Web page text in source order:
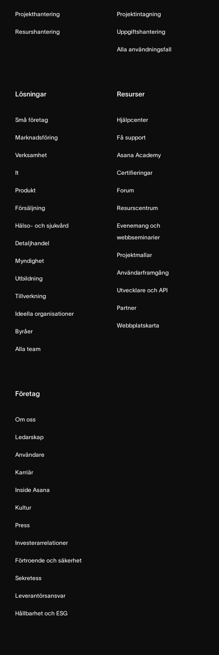
Projekthantering
Resurshantering
Projektintagning
Uppgiftshantering
Alla användningsfall
Lösningar
Små företag
Marknadsföring
Verksamhet
It
Produkt
Försäljning
Hälso- och sjukvård
Detaljhandel
Myndighet
Utbildning
Tillverkning
Ideella organisationer
Byråer
Alla team
Resurser
Hjälpcenter
Få support
Asana Academy
Certifieringar
Forum
Resurscentrum
Evenemang och
webbseminarier
Projektmallar
Användarframgång
Utvecklare och API
Partner
Webbplatskarta
Företag
Om oss
Ledarskap
Användare
Karriär
Inside Asana
Kultur
Press
Investerarrelationer
Förtroende och säkerhet
Sekretess
Leverantörsansvar
Hållbarhet och ESG